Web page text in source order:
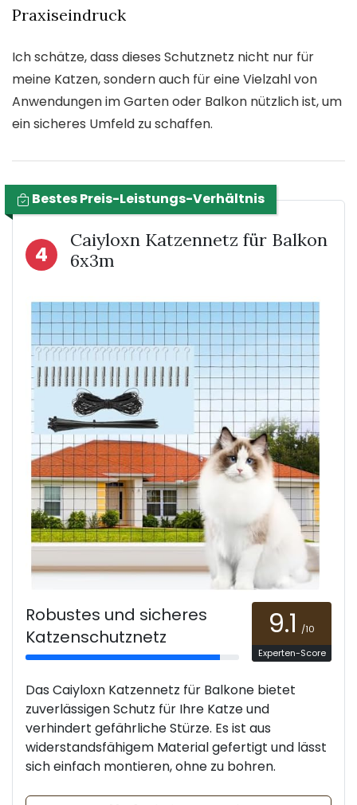
Praxiseindruck
Ich schätze, dass dieses Schutznetz nicht nur für
meine Katzen, sondern auch für eine Vielzahl von
Anwendungen im Garten oder Balkon nützlich ist, um
ein sicheres Umfeld zu schaffen.
Bestes Preis-Leistungs-Verhältnis
4
Caiyloxn Katzennetz für Balkon
6x3m
Robustes und sicheres
Katzenschutznetz
9.1 /10
Experten-Score
Das Caiyloxn Katzennetz für Balkone bietet
zuverlässigen Schutz für Ihre Katze und
verhindert gefährliche Stürze. Es ist aus
widerstandsfähigem Material gefertigt und lässt
sich einfach montieren, ohne zu bohren.